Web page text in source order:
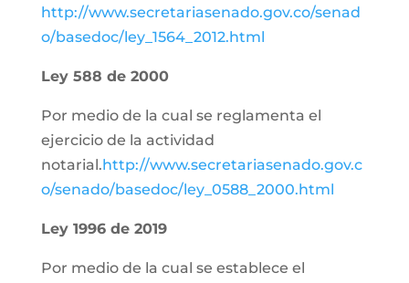
http://www.secretariasenado.gov.co/senad
o/basedoc/ley_1564_2012.html
Ley 588 de 2000
Por medio de la cual se reglamenta el
ejercicio de la actividad
notarial.http://www.secretariasenado.gov.c
o/senado/basedoc/ley_0588_2000.html
Ley 1996 de 2019
Por medio de la cual se establece el